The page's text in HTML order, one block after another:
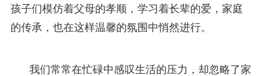
孩子们模仿着父母的孝顺，学习着长辈的爱，家庭
的传承，也在这样温馨的氛围中悄然进行。
我们常常在忙碌中感叹生活的压力，却忽略了家